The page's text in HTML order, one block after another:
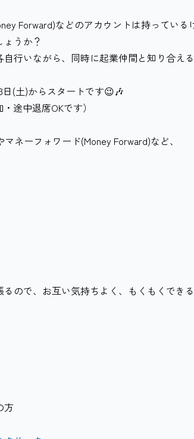
Forward)などのアカウントは持っている
うか？
行いながら、同時に起業仲間と知り合える
(土)からスタートです😉🎶
途中退席OKです）
ネーフォワード(Money Forward)など、
ので、お互い気持ちよく、もくもくでき
方